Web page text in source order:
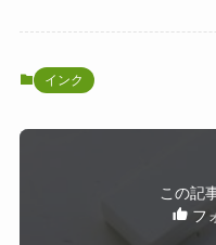
インク
この記
フ